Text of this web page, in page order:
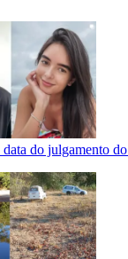
do julgamento